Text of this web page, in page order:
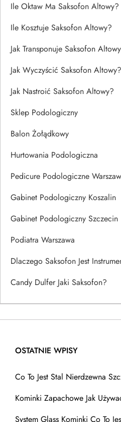
Ile Oktaw Ma Saksofon Altowy?
Ile Kosztuje Saksofon Altowy?
Jak Transponuje Saksofon
Jak Wyczyścić Saksofon Altowy?
Jak Nastroić Saksofon Altowy?
Sklep Podologiczny
Balon Żołądkowy
Hurtowania Podologiczna
Pedicure Podologiczne
Gabinet Podologiczny Koszalin
Gabinet Podologiczny Szczecin
Podiatra Warszawa
Dlaczego Saksofon Jest
Candy Dulfer Jaki Saksofon?
OSTATNIE WPISY
Co To Jest Stal Nierdzewna
Kominki Zapachowe Jak
System Glass Kominki Co To